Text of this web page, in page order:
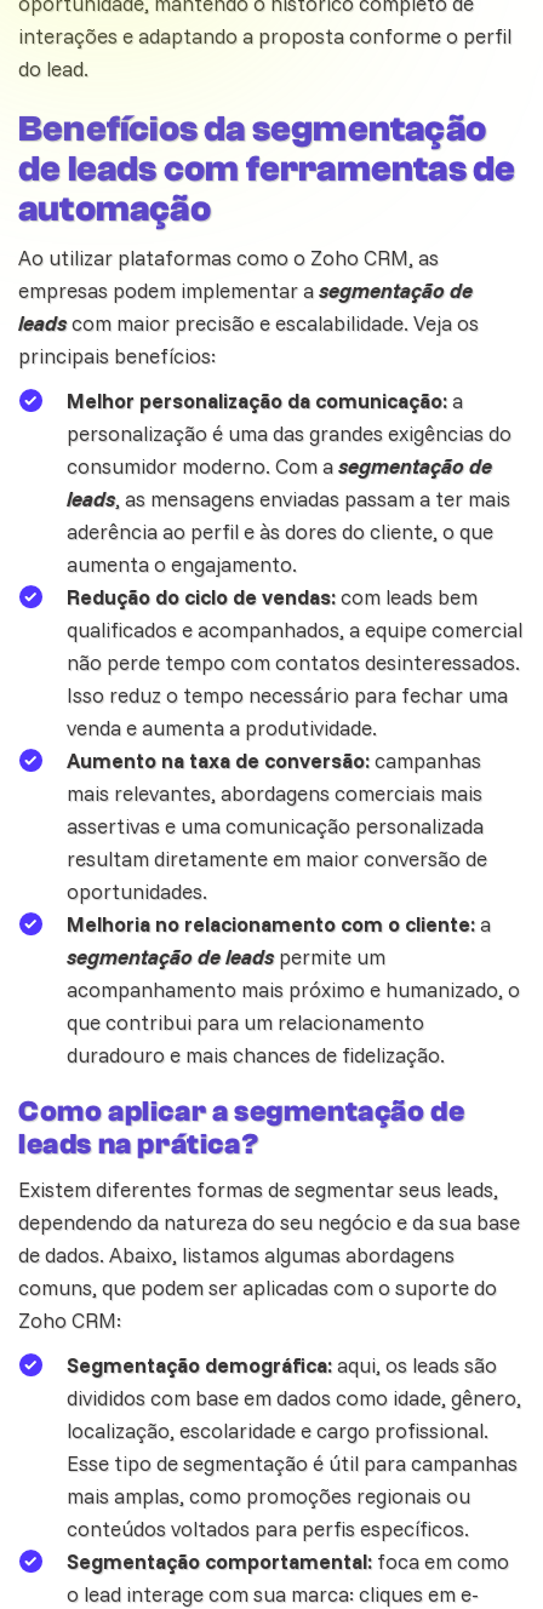
interações e adaptando a proposta conforme o perfil
do lead.
Benefícios da segmentação
de leads com ferramentas de
automação
Ao utilizar plataformas como o Zoho CRM, as
empresas podem implementar asegmentação de
leadscom maior precisão e escalabilidade. Veja os
principais benefícios:
Melhor personalização da comunicação:a
personalização é uma das grandes exigências do
consumidor moderno. Com asegmentação de
leads, as mensagens enviadas passam a ter mais
aderência ao perfil e às dores do cliente, o que
aumenta o engajamento.
Redução do ciclo de vendas:com leads bem
qualificados e acompanhados, aequipecomercial
não perde tempo com contatos desinteressados.
Isso reduz o tempo necessário para fechar uma
venda e aumenta a produtividade.
Aumento na taxa de conversão:campanhas
mais relevantes, abordagens comerciais mais
assertivas e uma comunicação personalizada
resultam diretamente em maior conversão de
oportunidades.
Melhoria no relacionamento com o cliente:a
segmentação de leadspermite um
acompanhamento mais próximo e humanizado, o
que contribui para um relacionamento
duradouro e mais chances de fidelização.
Como aplicar a segmentação de
leads na prática?
Existem diferentes formas de segmentar seus leads,
dependendo da natureza do seu negócio e da sua base
de dados. Abaixo, listamos algumas abordagens
comuns, que podem ser aplicadas com o suporte do
Zoho CRM:
Segmentação demográfica:aqui, os leads são
divididos com base emdadoscomo idade, gênero,
localização, escolaridade e cargo profissional.
Esse tipo de segmentação é útil para campanhas
mais amplas, como promoções regionais ou
conteúdos voltados para perfis específicos.
Segmentação comportamental: foca em como
o lead interage com sua marca: cliques em e-